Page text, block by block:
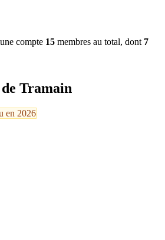
compte 15 membres au total, dont 7
Tramain
en 2026